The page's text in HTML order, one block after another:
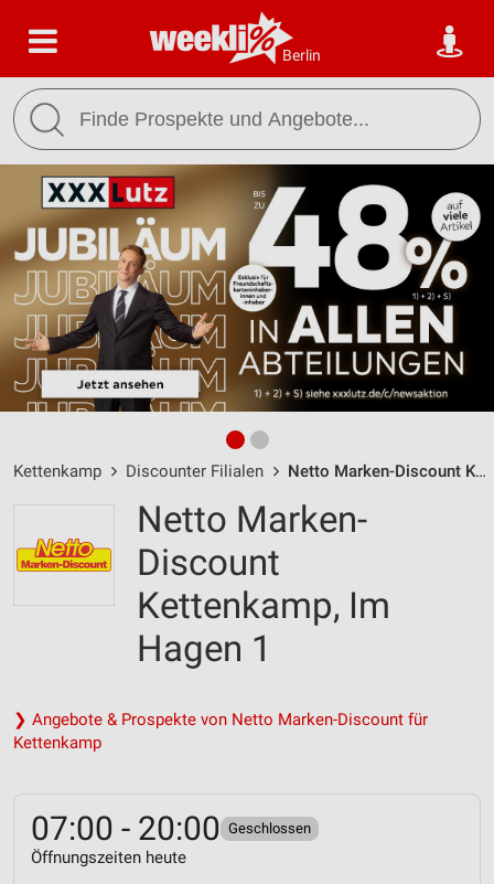
Berlin
Kettenkamp Discounter Filialen Netto Marken-Discount Kettenkamp / Im Hagen 1 - Öffnungszeiten & Adresse
Netto Marken-
Discount
Kettenkamp, Im
Hagen 1
❯ Angebote & Prospekte von Netto Marken-Discount für
Kettenkamp
07:00 - 20:00 Geschlossen
Öffnungszeiten heute